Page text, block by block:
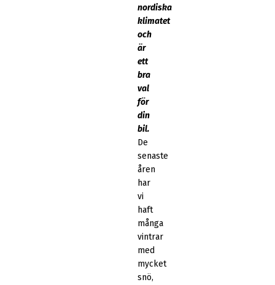
nordiska
klimatet
och
är
ett
bra
val
för
din
bil.
De
senaste
åren
har
vi
haft
många
vintrar
med
mycket
snö,